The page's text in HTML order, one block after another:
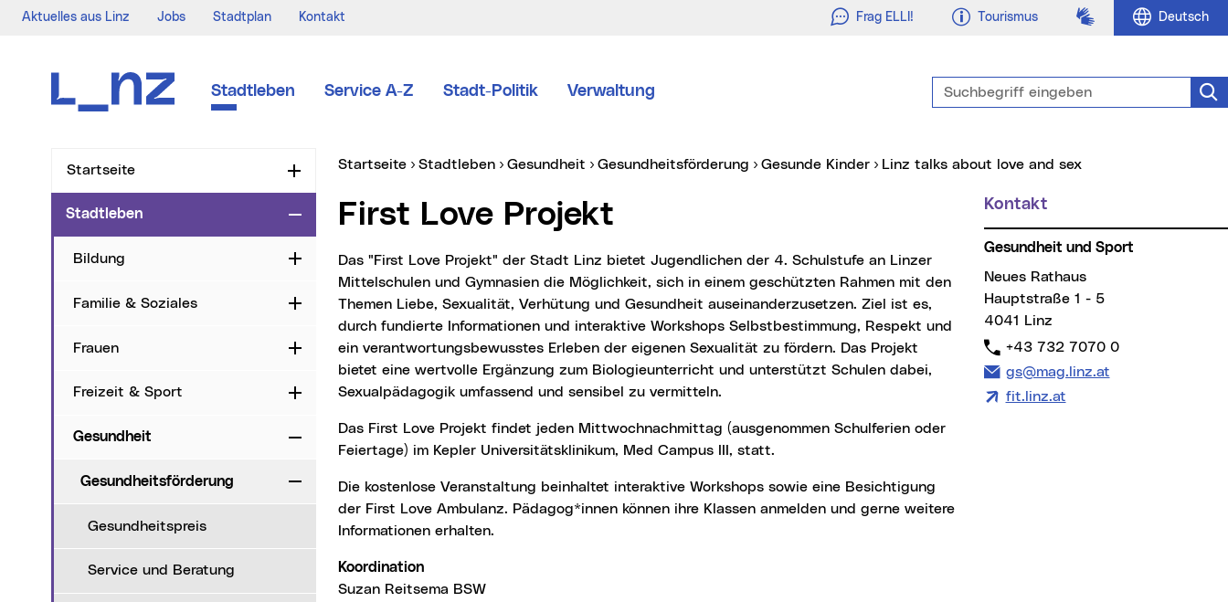
Aktuelles aus Linz Jobs Stadtplan Kontakt Frag ELLI! Tourismus Gebärdensprache
Deutsch
Stadtleben Service A-Z Stadt-Politik Verwaltung Suchbegriff eingeben
Startseite Aufklappen
Stadtleben Zuklappen
Bildung Aufklappen
Familie & Soziales Aufklappen
Frauen Aufklappen
Freizeit & Sport Aufklappen
Gesundheit Zuklappen
Gesundheitsförderung Zuklappen
Gesundheitspreis
Service und Beratung
Sie sind hier:
Startseite Stadtleben Gesundheit Gesundheitsförderung Gesunde Kinder Linz talks about love and sex
First Love Projekt
Das "First Love Projekt" der Stadt Linz bietet Jugendlichen der 4. Schulstufe an Linzer
Mittelschulen und Gymnasien die Möglichkeit, sich in einem geschützten Rahmen mit den
Themen Liebe, Sexualität, Verhütung und Gesundheit auseinanderzusetzen. Ziel ist es,
durch fundierte Informationen und interaktive Workshops Selbstbestimmung, Respekt und
ein verantwortungsbewusstes Erleben der eigenen Sexualität zu fördern. Das Projekt
bietet eine wertvolle Ergänzung zum Biologieunterricht und unterstützt Schulen dabei,
Sexualpädagogik umfassend und sensibel zu vermitteln.
Das First Love Projekt findet jeden Mittwochnachmittag (ausgenommen Schulferien oder
Feiertage) im Kepler Universitätsklinikum, Med Campus III, statt.
Die kostenlose Veranstaltung beinhaltet interaktive Workshops sowie eine Besichtigung
der First Love Ambulanz. Pädagog*innen können ihre Klassen anmelden und gerne weitere
Informationen erhalten.
Koordination
Suzan Reitsema BSW
Kontakt
Gesundheit und Sport
Neues Rathaus
Hauptstraße 1 - 5
4041 Linz
Telefon:
+43 732 7070 0
E-Mail Adresse:
gs@mag.linz.at
fit.linz.at